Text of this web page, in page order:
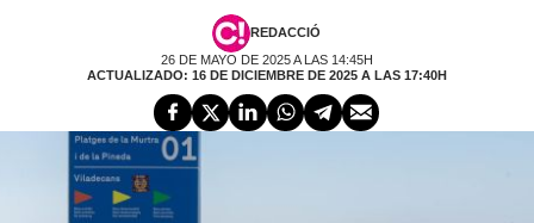
REDACCIÓ
26 DE MAYO DE 2025 A LAS 14:45H
ACTUALIZADO: 16 DE DICIEMBRE DE 2025 A LAS 17:40H